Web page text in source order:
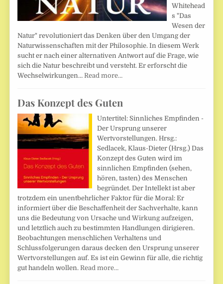
Whitehead
s "Das
Wesen der
Natur" revolutioniert das Denken über den Umgang der
Naturwissenschaften mit der Philosophie. In diesem Werk
sucht er nach einer alternativen Antwort auf die Frage, wie
sich die Natur beschreibt und versteht. Er erforscht die
Wechselwirkungen… Read more…
Das Konzept des Guten
Untertitel: Sinnliches Empfinden -
Der Ursprung unserer
Wertvorstellungen. Hrsg.:
Sedlacek, Klaus-Dieter (Hrsg.) Das
Konzept des Guten wird im
sinnlichen Empfinden (sehen,
hören, tasten) des Menschen
begründet. Der Intellekt ist aber
trotzdem ein unentbehrlicher Faktor für die Moral: Er
informiert über die Beschaffenheit der Sachverhalte, kann
uns die Bedeutung von Ursache und Wirkung aufzeigen,
und letztlich auch zu bestimmten Handlungen dirigieren.
Beobachtungen menschlichen Verhaltens und
Schlussfolgerungen daraus decken den Ursprung unserer
Wertvorstellungen auf. Es ist ein Gewinn für alle, die richtig
gut handeln wollen. Read more…